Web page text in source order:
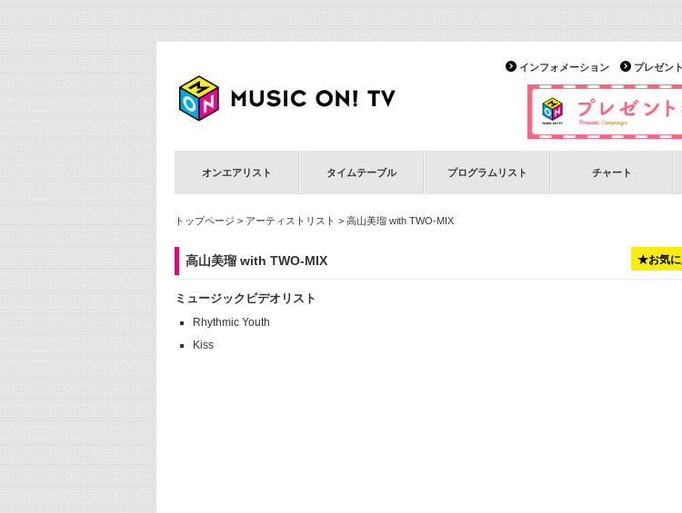
プレゼン
インフォメーション
オンエアリスト タイムテーブル プログラムリスト チャート
トップページ > アーティストリスト > 高山美瑠 with TWO-MIX
★お気に
高山美瑠 with TWO-MIX
ミュージックビデオリスト
Rhythmic Youth
Kiss